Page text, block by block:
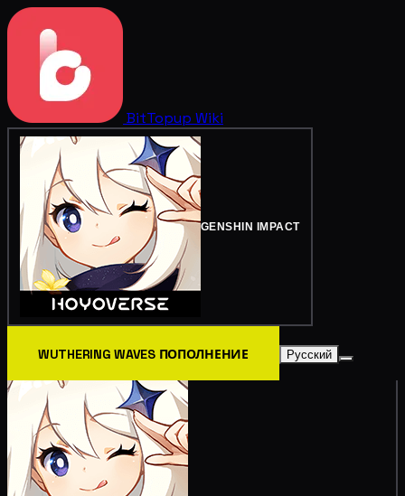
BitTopup Wiki
GENSHIN IMPACT
WUTHERING WAVES ПОПОЛНЕНИЕ Русский